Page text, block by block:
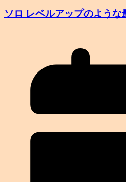
ソロ レベルアップのような